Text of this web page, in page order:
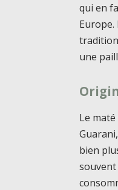
qui en
une
Le
bien